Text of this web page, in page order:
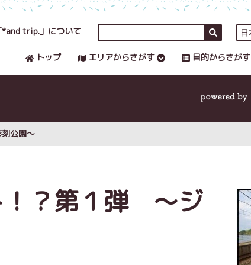
*and trip.」について
トップ エリアからさがす 目的からさがす
公園～
！？第１弾 ～ジ